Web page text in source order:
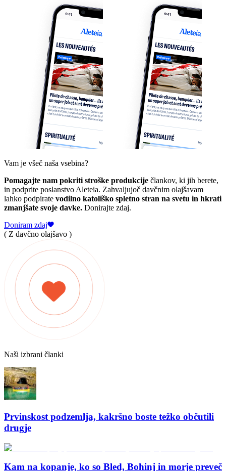
Vam je všeč naša vsebina?
Pomagajte nam pokriti stroške produkcije člankov, ki jih berete,
in podprite poslanstvo Aleteia. Zahvaljujoč davčnim olajšavam
lahko podpirate vodilno katoliško spletno stran na svetu in hkrati
zmanjšate svoje davke. Donirajte zdaj.
Doniram zdaj
( Z davčno olajšavo )
Naši izbrani članki
Prvinskost podzemlja, kakršno boste težko občutili
drugje
Kam na kopanje, ko so Bled, Bohinj in morje preveč